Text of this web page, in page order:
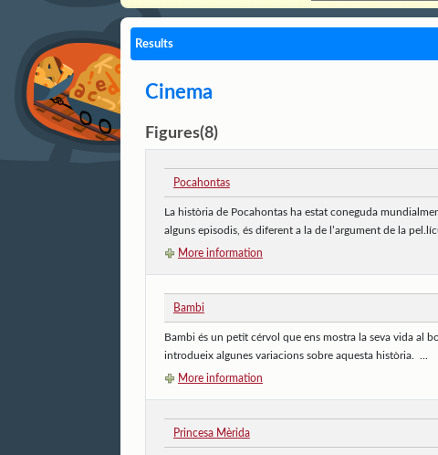
Results
Cinema
Figures(8)
Pocahontas
La història de Pocahontas ha estat coneguda
alguns episodis, és diferent a la de l’argument de la
More information
Bambi
Bambi és un petit cérvol que ens mostra la seva vida al
introdueix algunes variacions sobre aquesta història. ...
More information
Princesa Mèrida